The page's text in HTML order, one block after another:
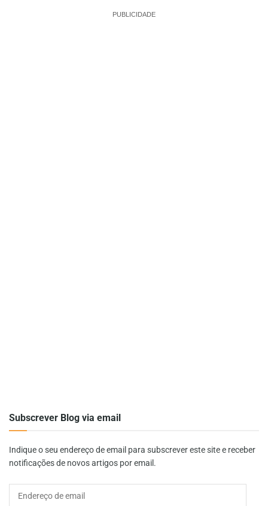
PUBLICIDADE
Subscrever Blog via email
Indique o seu endereço de email para subscrever este site e receber
notificações de novos artigos por email.
Endereço